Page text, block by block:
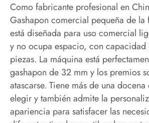
Como fabricante profesional en
Gashapon comercial pequeña de la
está diseñada para uso comercial
y no ocupa espacio, con capacidad
piezas. La máquina está
gashapon de 32 mm y los premios
atascarse. Tiene más de una
elegir y también admite la
apariencia para satisfacer las